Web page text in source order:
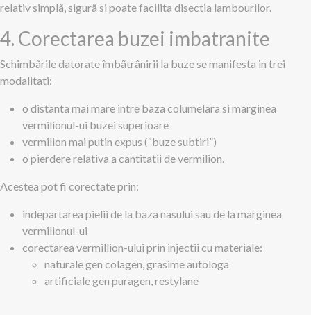
relativ simplã, sigurã si poate facilita disectia lambourilor.
4. Corectarea buzei imbatranite
Schimbãrile datorate îmbãtrânirii la buze se manifesta in trei
modalitati:
o distanta mai mare intre baza columelara si marginea
vermilionul-ui buzei superioare
vermilion mai putin expus (“buze subtiri”)
o pierdere relativa a cantitatii de vermilion.
Acestea pot fi corectate prin:
indepartarea pielii de la baza nasului sau de la marginea
vermilionul-ui
corectarea vermillion-ului prin injectii cu materiale:
naturale gen colagen, grasime autologa
artificiale gen puragen, restylane